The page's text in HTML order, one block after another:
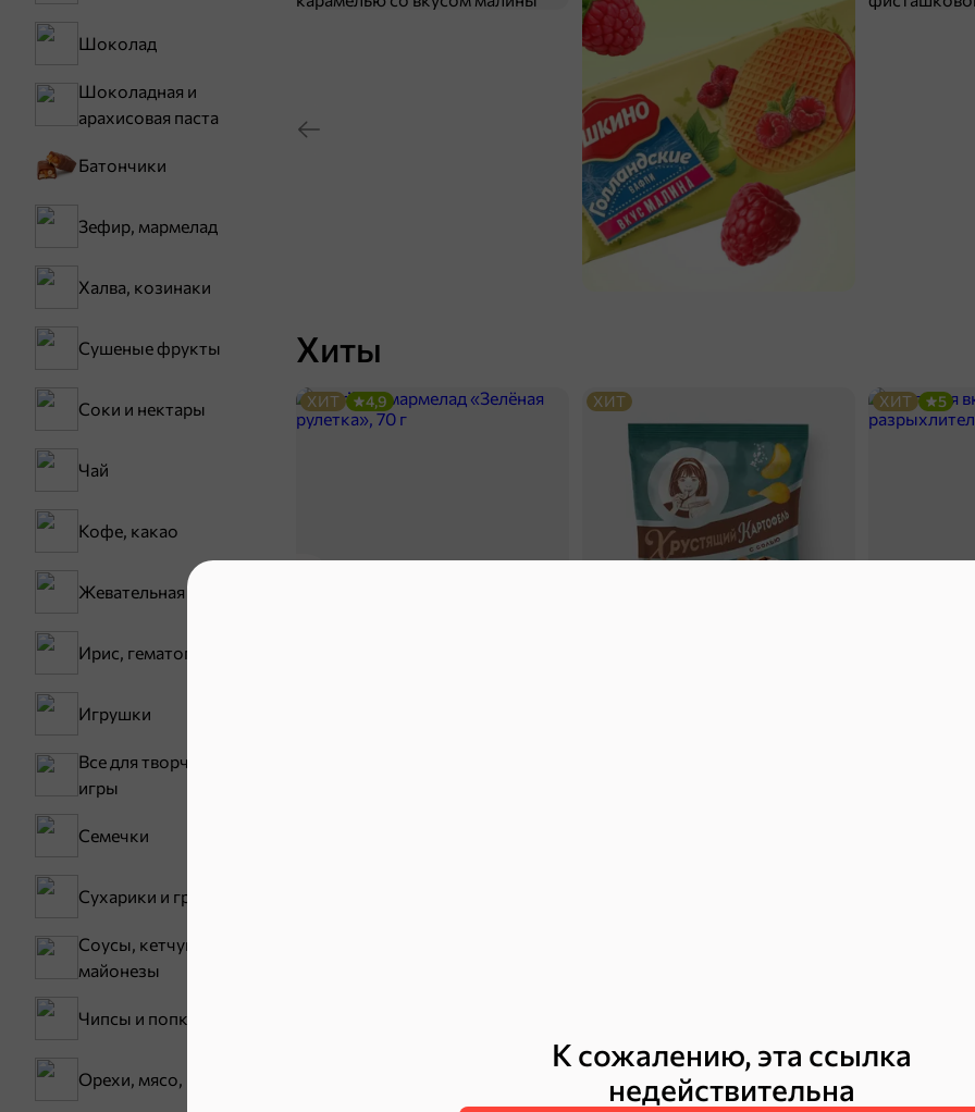
К сожалению, эта ссылка
недействительна
Шоколад
Шоколадная и
арахисовая паста
Батончики
Зефир, мармелад
Халва, козинаки
Сушеные фрукты
Соки и нектары
Чай
Кофе, какао
Жевательная резинка
Ирис, гематоген
Игрушки
Все для творчества,
игры
Семечки
Сухарики и гренки
Соусы, кетчупы,
майонезы
Чипсы и попкорн
Орехи, мясо, рыба
Хиты
ХИТ 4,9 ХИТ ХИТ 5